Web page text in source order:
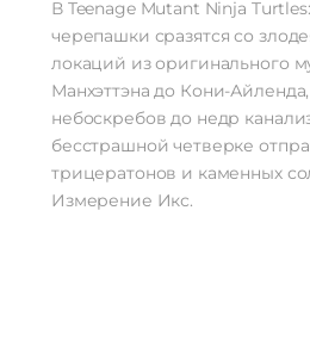
В Teenage Mutant Ninja
черепашки сразятся со
локаций из оригинального
Манхэттэна до Кони-
небоскребов до недр
бесстрашной четверке
трицератонов и каменных
Измерение Икс.